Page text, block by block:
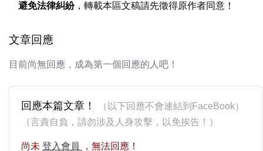
避免法律糾紛，轉載本區文稿請先徵得原作者同意！
文章回應
目前尚無回應，成為第一個回應的人吧！
回應本篇文章！
（以下回應不會連結到FaceBook）
（言責自負，請勿涉及人身攻擊，以免挨告！）
尚未 登入會員 ，無法回應！